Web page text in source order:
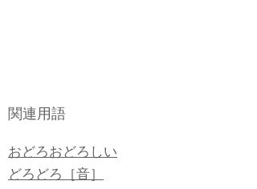
関連用語
おどろおどろしい
どろどろ［音］